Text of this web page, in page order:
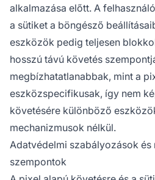
alkalmazása előtt. A
a sütiket a böngésző
eszközök pedig teljesen
hosszú távú követés
megbízhatatlanabbak, mint a
eszközspecifikusak, így nem
követésére különböző
mechanizmusok nélkül.
Adatvédelmi szabályozások és
szempontok